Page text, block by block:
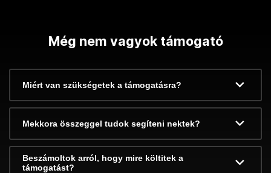
Még nem vagyok támogató
Miért van szükségetek a támogatásra?
Mekkora összeggel tudok segíteni nektek?
Beszámoltok arról, hogy mire költitek a
támogatást?